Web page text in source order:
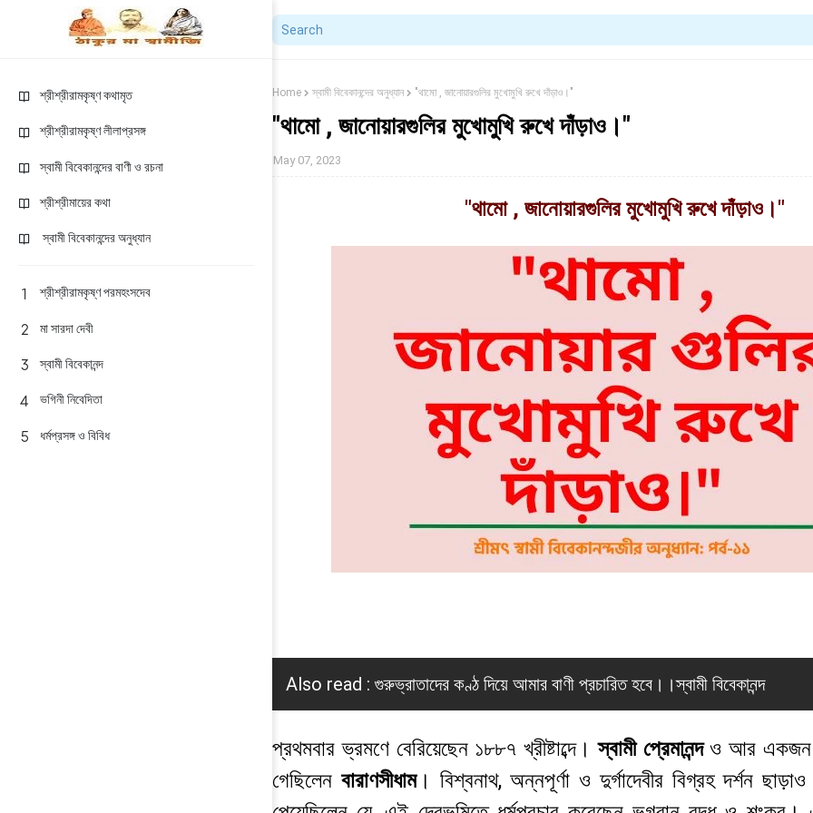
শ্রীশ্রীরামকৃষ্ণ কথামৃত
শ্রীশ্রীরামকৃষ্ণ লীলাপ্রসঙ্গ
স্বামী বিবেকানন্দের বাণী ও রচনা
শ্রীশ্রীমায়ের কথা
স্বামী বিবেকানন্দের অনুধ্যান
শ্রীশ্রীরামকৃষ্ণ পরমহংসদেব
মা সারদা দেবী
স্বামী বিবেকানন্দ
ভগিনী নিবেদিতা
ধর্মপ্রসঙ্গ ও বিবিধ
Home স্বামী বিবেকানন্দের অনুধ্যান "থামো , জানোয়ারগুলির মুখোমুখি রুখে দাঁড়াও।"
"থামো , জানোয়ারগুলির মুখোমুখি রুখে দাঁড়াও।"
May 07, 2023
"থামো , জানোয়ারগুলির মুখোমুখি রুখে দাঁড়াও।"
Also read : গুরুভ্রাতাদের কণ্ঠ দিয়ে আমার বাণী প্রচারিত হবে।।স্বামী বিবেকানন্দ
প্রথমবার ভ্রমণে বেরিয়েছেন ১৮৮৭ খ্রীষ্টাব্দে।স্বামী প্রেমানন্দও আর একজন
গেছিলেন বারাণসীধাম। বিশ্বনাথ, অন্নপূর্ণা ও দুর্গাদেবীর বিগ্রহ দর্শন